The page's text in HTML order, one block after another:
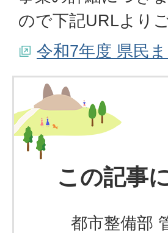
ので下記URLより
令和7年度 県民
この記事
都市整備部